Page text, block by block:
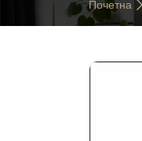
Почетна